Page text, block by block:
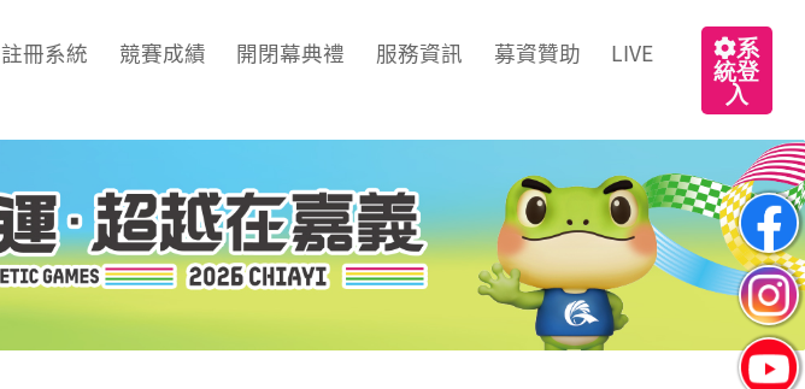
註冊系統 競賽成績 開閉幕典禮 服務資訊 募資贊助 LIVE
系
統登
入